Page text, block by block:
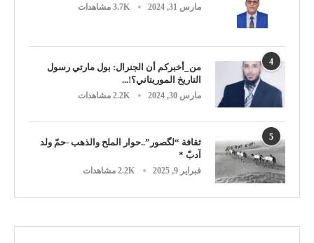
مارس 31, 2024 3.7K مشاهدات
4
من_أخبركم أن الجنرال: بول مارتي رسول
التاريخ الموريتاني؟!...
مارس 30, 2024 2.2K مشاهدات
5
ثقافة “لگصور”..حوار الملح والذهب -حمّ ولد
آدبّ *
فبراير 9, 2025 2.2K مشاهدات